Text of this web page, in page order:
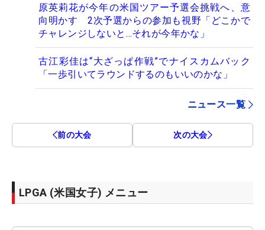
原英莉花が今年の米国ツアー予選会挑戦へ、意
向明かす 2次予選からの参加も視野「どこかで
チャレンジしないと…それが今年かな」
古江彩佳は“大ざっぱ作戦”でナイスカムバック
「一歩引いてラウンドするのもいいのかな」
ニュース一覧
前の大会 次の大会
LPGA (米国女子) メニュー